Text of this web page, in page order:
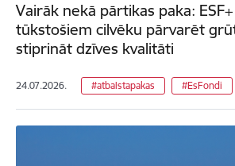
Vairāk nekā pārtikas paka:
tūkstošiem cilvēku pārvarēt
stiprināt dzīves kvalitāti
24.07.2026. #atbalstapakas #EsFondi